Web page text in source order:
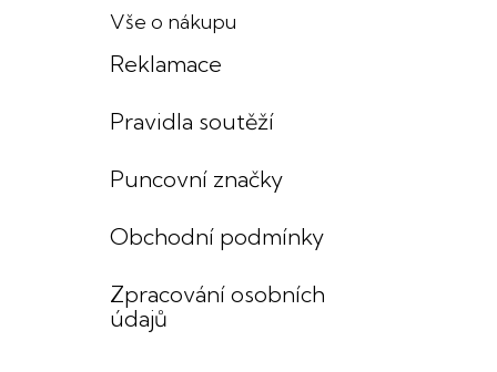
Vše o nákupu
Reklamace
Pravidla soutěží
Puncovní značky
Obchodní podmínky
Zpracování osobních
údajů